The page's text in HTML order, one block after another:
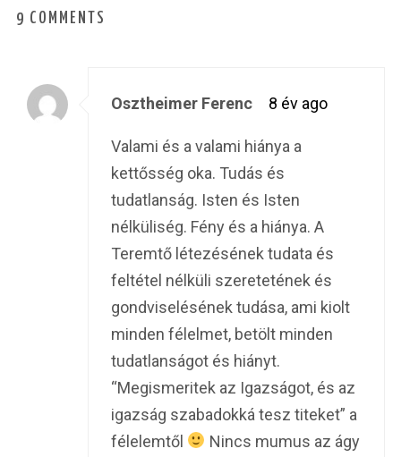
9 COMMENTS
Osztheimer Ferenc 8 év ago
Valami és a valami hiánya a
kettősség oka. Tudás és
tudatlanság. Isten és Isten
nélküliség. Fény és a hiánya. A
Teremtő létezésének tudata és
feltétel nélküli szeretetének és
gondviselésének tudása, ami kiolt
minden félelmet, betölt minden
tudatlanságot és hiányt.
“Megismeritek az Igazságot, és az
igazság szabadokká tesz titeket” a
félelemtől
Nincs mumus az ágy